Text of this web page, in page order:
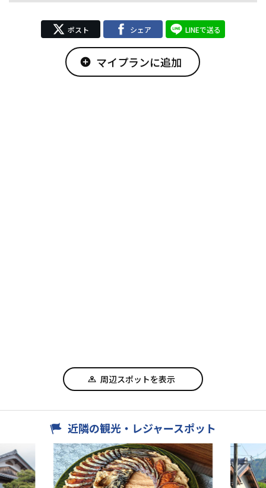
ポスト シェア LINEで送る
add_circle マイプランに追加
周辺スポットを表示
近隣の観光・レジャースポット